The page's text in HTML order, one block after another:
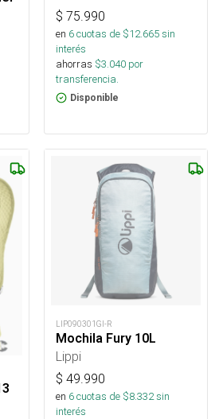
$ 75.990
en 6cuotas de $12.665sin
interés
ahorras $3.040 por
transferencia.
Disponible
LIP090301GI-R
Mochila Fury 10L
Lippi
$ 49.990
en 6cuotas de $8.332sin
interés